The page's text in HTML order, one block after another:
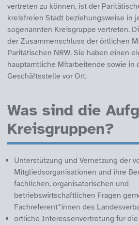
vertreten zu können, ist der
kreisfreien Stadt beziehungsweise in
sogenannten Kreisgruppe vertreten.
der Zusammenschluss der örtlichen
Paritätischen NRW. Sie haben einen
hauptamtliche Mitarbeitende sowie in
Geschäftsstelle vor Ort.
Was sind die
Kreisgruppen?
Unterstützung und Vernetzung der
Mitgliedsorganisationen und ihre
fachlichen, organisatorischen und
betriebswirtschaftlichen Fragen
Fachreferent*innen des
örtliche Interessenvertretung für die